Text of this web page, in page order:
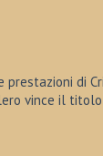
di
vince il